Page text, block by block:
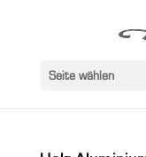
Seite wählen